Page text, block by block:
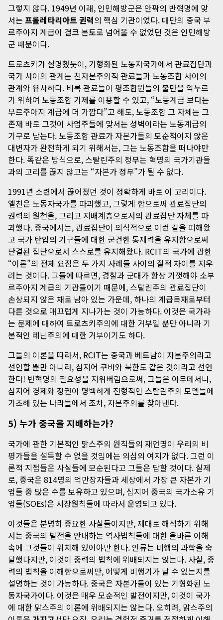
그렇지 않다. 1949년 이래, 인민해방군은 안팎의 반혁명에 맞
서는 프롤레타리아트 권력의 핵심 기관이었다. 대만의 중국 부
르주아지 계급이 결코 본토로 넘어올 수 없었던 것은 인민해방
군 때문이다.
트로츠키가 설명했듯이, 기형화된 노동자국가에서 관료집단과
국가 사이의 관계는 친자본주의적 관료들과 노동조합 사이의
관계와 유사하다. 비록 관료들이 평조합원들의 불만을 억누르
기 위하여 노동조합 기제를 이용할 수 있고, “노동계급 보다는
부르주아지 계급에 더 가깝다”고 해도, 노동조합 그 자체는 그
존재 바로 그것이 사업주들에 맞서는 성벽이라는 노동계급의
기구로 남는다. 노동조합 관료가 자본가들의 모순적이지 않은
대변자가 완전하게 되기 위해서는, 그는 노동조합을 떠나야만
한다. 똑같은 방식으로, 스탈린주의 정부는 혁명의 국가기관들
과의 고리를 끊지 않고는 “자본가 정부”가 될 수 없다.
1991년 소련에서 끊어졌던 것이 정확하게 바로 이 고리이다.
옐친은 노동자국가를 파괴했고, 그렇게 함으로써 관료집단의
권력의 원천을, 그리고 지배계층으로서의 관료집단 자체를 파
괴했다. 중국에서는, 관료집단이 의식적으로 이런 길을 피해왔
고 국가 탄압의 기구들에 대한 굳건한 통제력을 유지함으로써
단결된 집단으로서 스스로를 유지해왔다. RCIT의 국가에 관한
“이론”의 전체 요점은 두 가지 사례들 사이의 질적 차이를 지우
려는 것이다. 그들에 따르면, 경찰과 군대가 항상 기껏해야 소부
르주아지 계급의 기관들이기 때문에, 스탈린주의 관료집단이
손상되지 않은 채로 남아 있는 가운데, 하나의 계급독재로부터
다른 것으로 매끄럽게 지나가는 것이 가능하다. 이것은 국가라
는 문제에 대하여 트로츠키주의에 대한 거부일 뿐만 아니라 기
본적인 레닌주의에 대한 거부이기도 하다.
그들의 이론을 따라서, RCIT는 중국과 베트남이 자본주의라고
선언할 뿐만 아니라, 심지어 쿠바와 북한도 같은 것이라고 선언
한다! 반혁명의 필요성을 지워버림으로써, 그들은 아무데서나,
심지어 경제와 정권이 명백하게 전형적인 스탈린주의 모델들에
기초해 있는 나라들에서 조차, 자본주의를 찾아낸다.
5) 누가 중국을 지배하는가?
국가에 관한 기본적인 맑스주의 원칙들의 재언명이 우리의 비
평가들을 설득할 수 없을 것임에는 의심의 여지가 없다. 그런 이
론적 지점들은 사실들에 모순된다고 그들은 답할 것이다. 실제
로, 중국은 814명의 억만장자들과 세상에서 가장 큰 자본가 기
업들 중 많은 수를 보유하고 있으며, 심지어 중국의 국가소유 기
업들(SOEs)은 시장원칙들에 따라서 운영되고 있다.
이것들은 분명히 중요한 사실들이지만, 제대로 해석하기 위해
서는 중국의 발전을 안내하는 역사법칙들에 대한 올바른 이해
속에 그것들이 위치해 있어야만 한다. 인류는 비행의 과학을 숙
달했다지만, 이것이 중력의 법칙에 위배되지는 않는다. 사실, 중
력의 법칙을 이해함으로써만, 어떻게 비행기가 날 수 있는지를
설명하는 것이 가능하다. 중국은 자본가들이 있는 기형화된 노
동자국가이다. 이것은 매우 모순적인 발전이지만, 이것이 국가
에 대한 맑스주의 이론에 위배되지는 않는다. 오히려, 맑스주의